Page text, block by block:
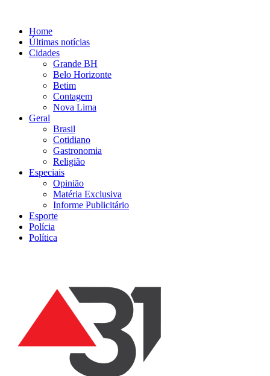
Home
Últimas notícias
Cidades
Grande BH
Belo Horizonte
Betim
Contagem
Nova Lima
Geral
Brasil
Cotidiano
Gastronomia
Religião
Especiais
Opinião
Matéria Exclusiva
Informe Publicitário
Esporte
Polícia
Política